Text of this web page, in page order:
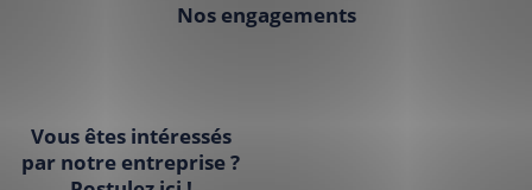
Nos engagements
Vous êtes intéressés
par notre entreprise ?